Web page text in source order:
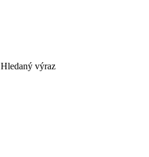
Hledaný výraz